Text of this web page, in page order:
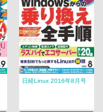
日経Linux 2016年8月号